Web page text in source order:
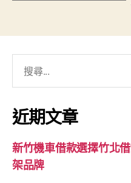
關
鍵
字:
近期文章
新竹機車借款選擇竹北
架品牌